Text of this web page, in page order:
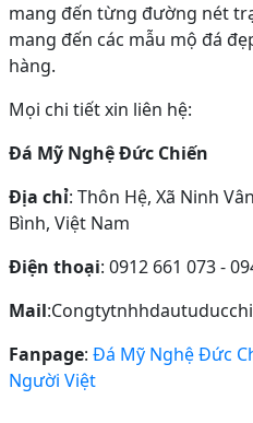
mang đến từng đường nét
mang đến các mẫu mộ đá
hàng.
Mọi chi tiết xin liên hệ:
Đá Mỹ Nghệ Đức Chiến
Địa chỉ: Thôn Hệ, Xã Ninh
Bình, Việt Nam
Điện thoại: 0912 661 073 -
Mail
Fanpage: Đá Mỹ Nghệ Đức
Người Việt